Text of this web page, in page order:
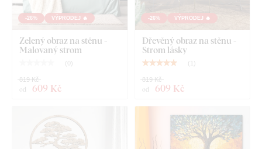
-26% VÝPRODEJ 🔥
Zelený obraz na stěnu -
Malovaný strom
( 0)
od 609 Kč
819 Kč
-26% VÝPRODEJ 🔥
Dřevěný obraz na stěnu -
Strom lásky
( 1 )
od 609 Kč
819 Kč